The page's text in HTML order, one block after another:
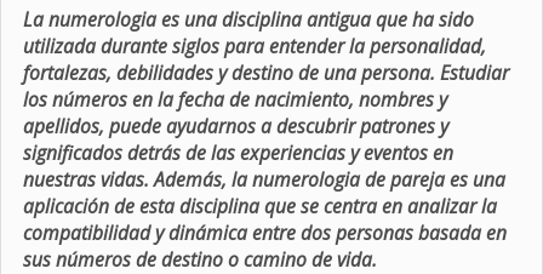
La numerologia es una disciplina antigua que ha sido
utilizada durante siglos para entender la personalidad,
fortalezas, debilidades y destino de una persona. Estudiar
los números en la fecha de nacimiento, nombres y
apellidos, puede ayudarnos a descubrir patrones y
significados detrás de las experiencias y eventos en
nuestras vidas. Además, la numerologia de pareja es una
aplicación de esta disciplina que se centra en analizar la
compatibilidad y dinámica entre dos personas basada en
sus números de destino o camino de vida.